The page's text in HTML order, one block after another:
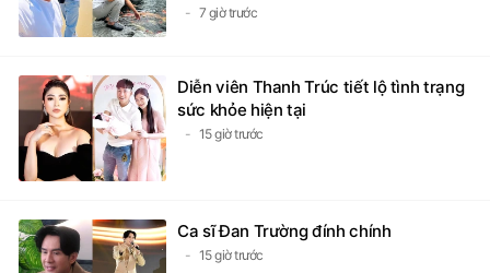
7 giờ trước
Diễn viên Thanh Trúc tiết lộ tình trạng
sức khỏe hiện tại
15 giờ trước
Ca sĩ Đan Trường đính chính
15 giờ trước